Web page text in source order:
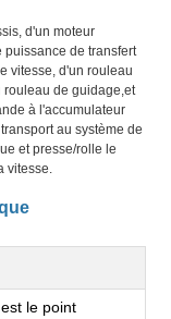
d'un moteur
de transfert
vitesse, d'un rouleau
rouleau de guidage,et
à l'accumulateur
au système de
et presse/rolle le
vitesse.
le point